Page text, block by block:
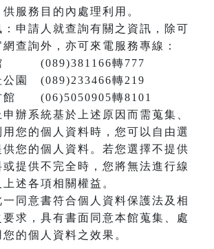
服務目的內處理利用。
：申請人就查詢有關之資訊，除可
查詢外，亦可來電服務專線：
(089)381166轉777
公園 (089)233466轉219
館 (06)5050905轉8101
辦系統基於上述原因而需蒐集、
用您的個人資料時，您可以自由選
供您的個人資料。若您選擇不提供
或提供不完全時，您將無法進行線
上述各項相關權益。
一同意書符合個人資料保護法及相
要求，具有書面同意本館蒐集、處
的個人資料之效果。